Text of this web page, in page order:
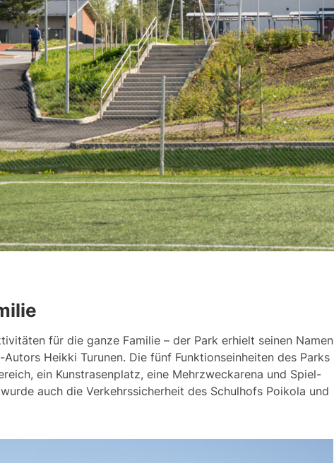
für die gan­ze Fa­mi­lie – der Park er­hielt sei­nen Na­men
Heik­ki Tu­ru­nen. Die fünf Funk­tion­sein­hei­ten des Parks
ein Kunst­ra­senp­latz, ei­ne Mehrz­wec­ka­re­na und Spiel­
auch die Ver­kehrs­sic­her­heit des Sc­hul­hofs Poi­ko­la und